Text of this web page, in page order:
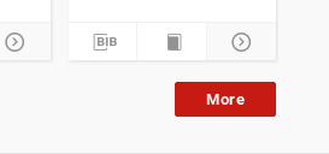
More